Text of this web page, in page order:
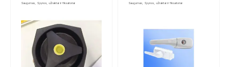
Saugumas, Spynos, užraktai ir fiksatoriai Saugumas, Spynos, užraktai ir fiksatoriai